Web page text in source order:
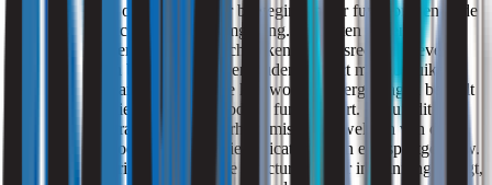
Sporthallen zijn ontworpen voor beweging, maar functioneren in de
praktijk ook als communicatieomgeving. Docenten geven
instructies, trainers corrigeren technieken, scheidsrechters geven
aanwijzingen en beheerders onderhouden contact met gebruikers.
De kwaliteit waarmee informatie kan worden overgedragen bepaalt
mede hoe effectief een accommodatie functioneert. Vanuit dit
perspectief is spraakverstaanbaarheid misschien wel één van de
belangrijkste akoestische prestatie-indicatoren van een sportgebouw.
Een ruimte waarin communicatie structureel meer inspanning vraagt,